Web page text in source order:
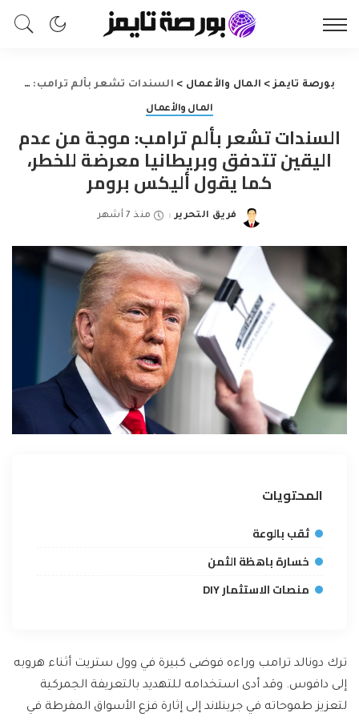
بورصة تايمز> المال والأعمال > السندات تشعر بألم ترامب: موجة من عدم اليقين تتدفق وبريطانيا معرضة للخطر، كما يقول أليكس برومر
المال والأعمال
السندات تشعر بألم ترامب: موجة من عدم
اليقين تتدفق وبريطانيا معرضة للخطر،
كما يقول أليكس برومر
Posted
فريق التحرير منذ 7 أشهر
المحتويات
ثقب بالوعة
خسارة باهظة الثمن
منصات الاستثمار DIY
ترك دونالد ترامب وراءه فوضى كبيرة في وول ستريت أثناء هروبه
إلى دافوس. وقد أدى استخدامه للتهديد بالتعريفة الجمركية
لتعزيز طموحاته في جرينلاند إلى إثارة فزع الأسواق المفرطة في